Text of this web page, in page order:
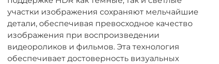
участки изображения сохраняют мельчайшие
детали, обеспечивая превосходное качество
изображения при воспроизведении
видеороликов и фильмов. Эта технология
обеспечивает достоверность визуальных